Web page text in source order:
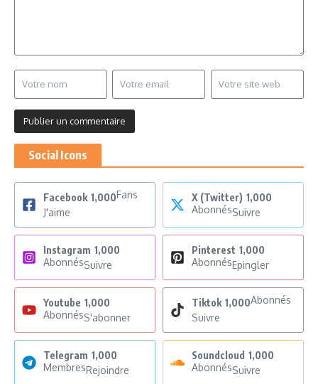
Social Icons
Facebook 1,000Fans
J'aime
X (Twitter) 1,000
AbonnésSuivre
Instagram 1,000
AbonnésSuivre
Pinterest 1,000
AbonnésEpingler
Youtube 1,000
AbonnésS'abonner
Tiktok 1,000Abonnés
Suivre
Telegram 1,000
MembresRejoindre
Soundcloud 1,000
AbonnésSuivre